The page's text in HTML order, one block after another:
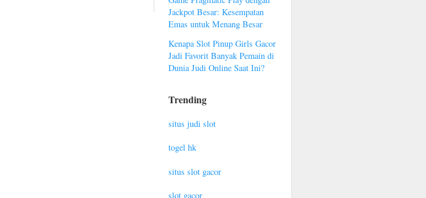
Jackpot Besar: Kesempatan
Emas untuk Menang Besar
Kenapa Slot Pinup Girls Gacor
Jadi Favorit Banyak Pemain di
Dunia Judi Online Saat Ini?
Trending
situs judi slot
togel hk
situs slot gacor
slot gacor